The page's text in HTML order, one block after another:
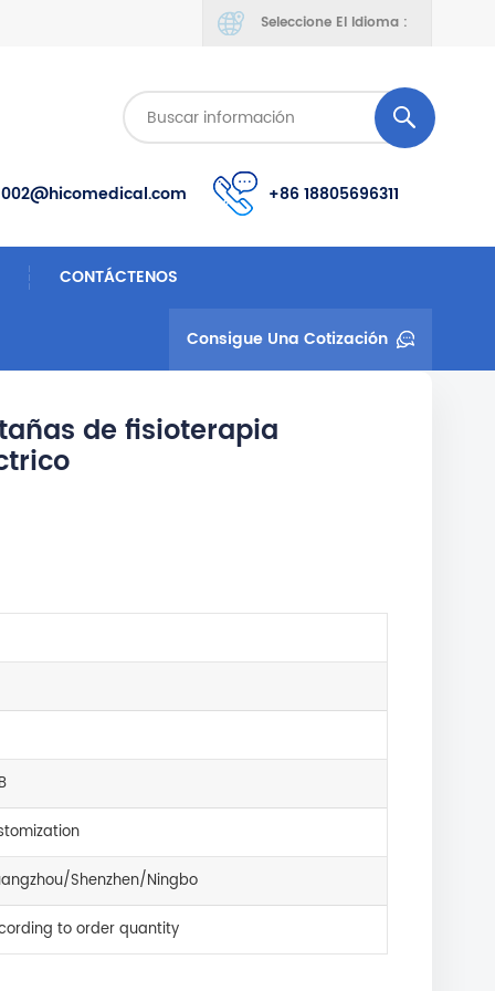
Seleccione El Idioma :
+86 18805696311
CONTÁCTENOS
Consigue Una Cotización
de fisioterapia
Shenzhen/Ningbo
to order quantity